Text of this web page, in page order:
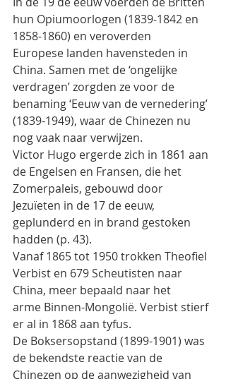
hun Opiumoorlogen (1839-1842 en
1858-1860) en veroverden
Europese landen havensteden in
China. Samen met de ‘ongelijke
verdragen’ zorgden ze voor de
benaming ‘Eeuw van de vernedering’
(1839-1949), waar de Chinezen nu
nog vaak naar verwijzen.
Victor Hugo ergerde zich in 1861 aan
de Engelsen en Fransen, die het
Zomerpaleis, gebouwd door
Jezuïeten in de 17 de eeuw,
geplunderd en in brand gestoken
hadden (p. 43).
Vanaf 1865 tot 1950 trokken Theofiel
Verbist en 679 Scheutisten naar
China, meer bepaald naar het
arme Binnen-Mongolië. Verbist stierf
er al in 1868 aan tyfus.
De Boksersopstand (1899-1901) was
de bekendste reactie van de
Chinezen op de aanwezigheid van